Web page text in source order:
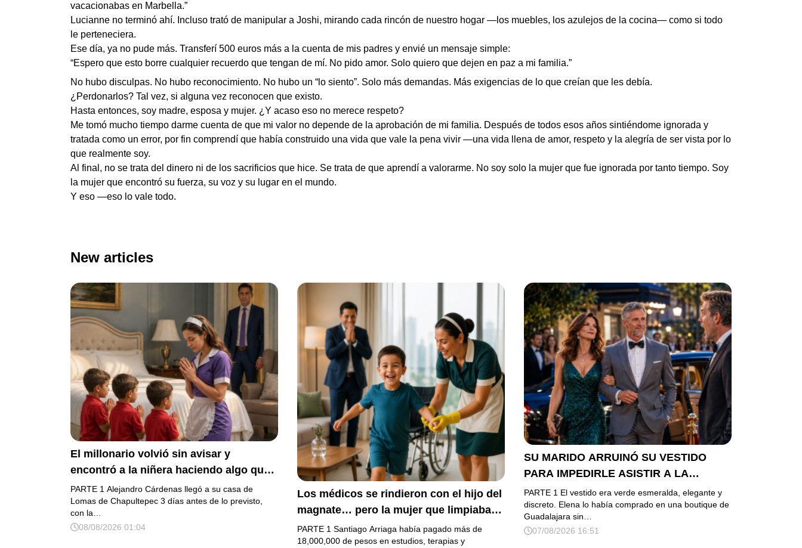
vacacionabas en Marbella.”
Lucianne no terminó ahí. Incluso trató de manipular a Joshi, mirando cada rincón de nuestro hogar —los muebles, los azulejos de la cocina— como si todo
le perteneciera.
Ese día, ya no pude más. Transferí 500 euros más a la cuenta de mis padres y envié un mensaje simple:
“Espero que esto borre cualquier recuerdo que tengan de mí. No pido amor. Solo quiero que dejen en paz a mi familia.”
No hubo disculpas. No hubo reconocimiento. No hubo un “lo siento”. Solo más demandas. Más exigencias de lo que creían que les debía.
¿Perdonarlos? Tal vez, si alguna vez reconocen que existo.
Hasta entonces, soy madre, esposa y mujer. ¿Y acaso eso no merece respeto?
Me tomó mucho tiempo darme cuenta de que mi valor no depende de la aprobación de mi familia. Después de todos esos años sintiéndome ignorada y
tratada como un error, por fin comprendí que había construido una vida que vale la pena vivir —una vida llena de amor, respeto y la alegría de ser vista por lo
que realmente soy.
Al final, no se trata del dinero ni de los sacrificios que hice. Se trata de que aprendí a valorarme. No soy solo la mujer que fue ignorada por tanto tiempo. Soy
la mujer que encontró su fuerza, su voz y su lugar en el mundo.
Y eso —eso lo vale todo.
New articles
El millonario volvió sin avisar y
encontró a la niñera haciendo algo que
cambió para siempre a sus 3 hijos
PARTE 1 Alejandro Cárdenas llegó a su casa de
Lomas de Chapultepec 3 días antes de lo previsto,
con la…
08/08/2026 01:04
Los médicos se rindieron con el hijo del
magnate… pero la mujer que limpiaba
su casa descubrió la verdad que nadie
quiso escuchar.
PARTE 1 Santiago Arriaga había pagado más de
18,000,000 de pesos en estudios, terapias y
SU MARIDO ARRUINÓ SU VESTIDO
PARA IMPEDIRLE ASISTIR A LA
GALA… PERO ELLA LLEGÓ EN
LIMUSINA COMO INVITADA DE HONOR
DEL DUEÑO DE LA EMPRESA
PARTE 1 El vestido era verde esmeralda, elegante y
discreto. Elena lo había comprado en una boutique de
Guadalajara sin…
07/08/2026 16:51